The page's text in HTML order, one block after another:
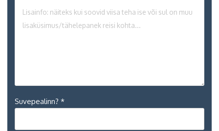
Suvepealinn? *